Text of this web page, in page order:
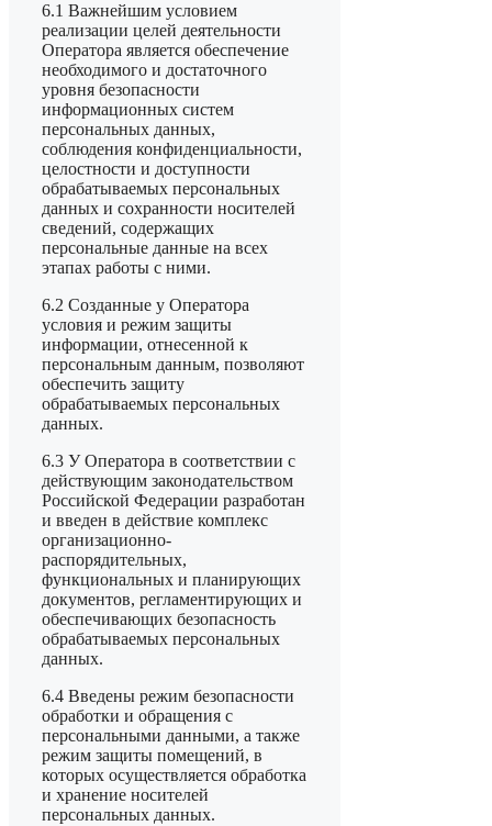
6.1 Важнейшим условием
реализации целей деятельности
Оператора является обеспечение
необходимого и достаточного
уровня безопасности
информационных систем
персональных данных,
соблюдения конфиденциальности,
целостности и доступности
обрабатываемых персональных
данных и сохранности носителей
сведений, содержащих
персональные данные на всех
этапах работы с ними.
6.2 Созданные у Оператора
условия и режим защиты
информации, отнесенной к
персональным данным, позволяют
обеспечить защиту
обрабатываемых персональных
данных.
6.3 У Оператора в соответствии с
действующим законодательством
Российской Федерации разработан
и введен в действие комплекс
организационно-
распорядительных,
функциональных и планирующих
документов, регламентирующих и
обеспечивающих безопасность
обрабатываемых персональных
данных.
6.4 Введены режим безопасности
обработки и обращения с
персональными данными, а также
режим защиты помещений, в
которых осуществляется обработка
и хранение носителей
персональных данных.